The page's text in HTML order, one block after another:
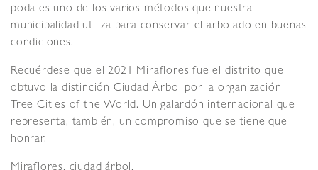
poda es uno de los varios métodos que nuestra
municipalidad utiliza para conservar el arbolado en buenas
condiciones.
Recuérdese que el 2021 Miraflores fue el distrito que
obtuvo la distinción Ciudad Árbol por la organización
Tree Cities of the World. Un galardón internacional que
representa, también, un compromiso que se tiene que
honrar.